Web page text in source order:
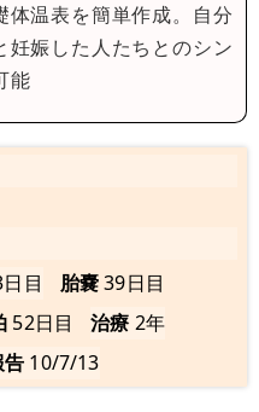
温表を簡単作成。自分
妊娠した人たちとのシン
能
目 胎嚢39日目
52日目 治療 2年
告 10/7/13